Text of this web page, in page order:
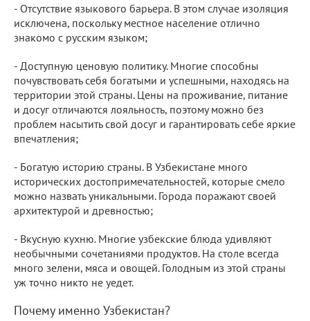
- Отсутствие языкового барьера. В этом случае изоляция
исключена, поскольку местное население отлично
знакомо с русским языком;
- Доступную ценовую политику. Многие способны
почувствовать себя богатыми и успешными, находясь на
территории этой страны. Цены на проживание, питание
и досуг отличаются лояльность, поэтому можно без
проблем насытить свой досуг и гарантировать себе яркие
впечатления;
- Богатую историю страны. В Узбекистане много
исторических достопримечательностей, которые смело
можно назвать уникальными. Города поражают своей
архитектурой и древностью;
- Вкусную кухню. Многие узбекские блюда удивляют
необычными сочетаниями продуктов. На столе всегда
много зелени, мяса и овощей. Голодным из этой страны
уж точно никто не уедет.
Почему именно Узбекистан?